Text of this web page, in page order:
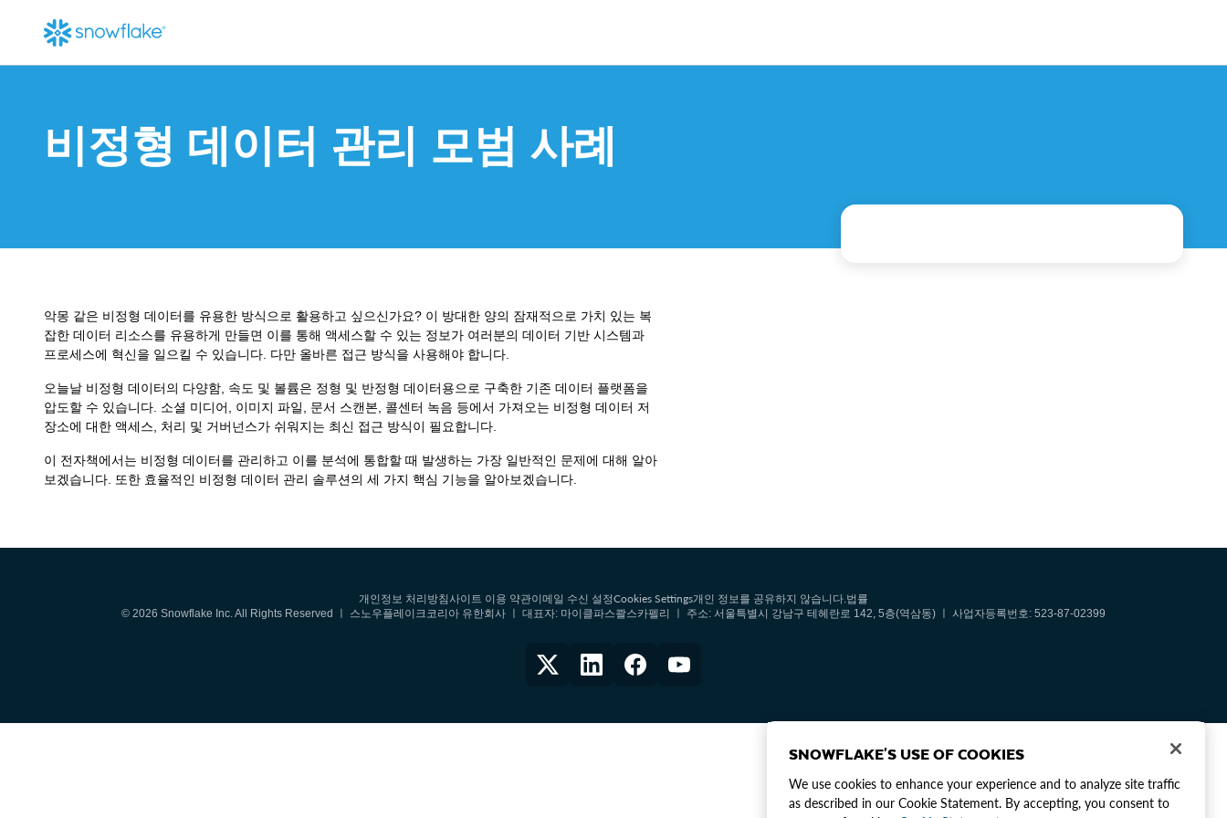
비정형 데이터 관리 모범 사례
악몽 같은 비정형 데이터를 유용한 방식으로 활용하고 싶으신가요? 이 방대한 양의 잠재적으로 가치 있는 복
잡한 데이터 리소스를 유용하게 만들면 이를 통해 액세스할 수 있는 정보가 여러분의 데이터 기반 시스템과
프로세스에 혁신을 일으킬 수 있습니다. 다만 올바른 접근 방식을 사용해야 합니다.
오늘날 비정형 데이터의 다양함, 속도 및 볼륨은 정형 및 반정형 데이터용으로 구축한 기존 데이터 플랫폼을
압도할 수 있습니다. 소셜 미디어, 이미지 파일, 문서 스캔본, 콜센터 녹음 등에서 가져오는 비정형 데이터 저
장소에 대한 액세스, 처리 및 거버넌스가 쉬워지는 최신 접근 방식이 필요합니다.
이 전자책에서는 비정형 데이터를 관리하고 이를 분석에 통합할 때 발생하는 가장 일반적인 문제에 대해 알아
보겠습니다. 또한 효율적인 비정형 데이터 관리 솔루션의 세 가지 핵심 기능을 알아보겠습니다.
개인정보 처리방침사이트 이용 약관이메일 수신 설정Cookies Settings개인 정보를 공유하지 않습니다.법률
© 2026 Snowflake Inc. All Rights Reserved ㅣ 스노우플레이크코리아 유한회사 ㅣ 대표자: 마이클파스콸스카펠리 ㅣ 주소: 서울특별시 강남구 테헤란로 142, 5층(역삼동) ㅣ 사업자등록번호: 523-87-02399
SNOWFLAKE'S USE OF COOKIES
We use cookies to enhance your experience and to analyze site traffic
as described in our Cookie Statement. By accepting, you consent to